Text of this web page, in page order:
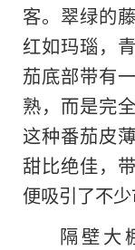
客。翠绿的
红如玛瑙，
茄底部带有
熟，而是完
这种番茄皮
甜比绝佳，
便吸引了不少
隔壁大